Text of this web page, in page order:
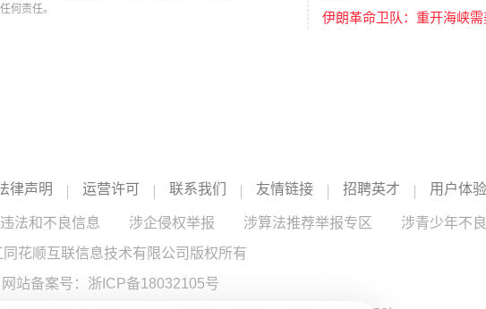
何责任。
伊朗革命卫队：重开海峡
660.71万股，发行价格为560.00
家，包括易方达基金、金长江、赵
江波龙
律声明 运营许可 联系我们 友情链接 招聘英才 用户体
违法和不良信息 涉企侵权举报 涉算法推荐举报专区
涉青少年不
同花顺互联信息技术有限公司版权所有
网站备案号： 浙ICP备18032105号